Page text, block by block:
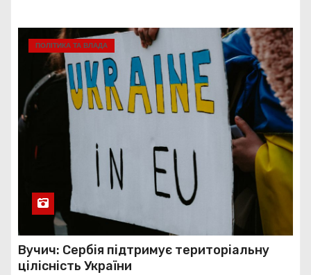
ПОЛІТИКА ТА ВЛАДА
Вучич: Сербія підтримує територіальну
цілісність України